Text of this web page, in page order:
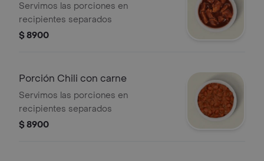
Servimos las porciones en
recipientes separados
$ 8900
Porción Chili con carne
Servimos las porciones en
recipientes separados
$ 8900